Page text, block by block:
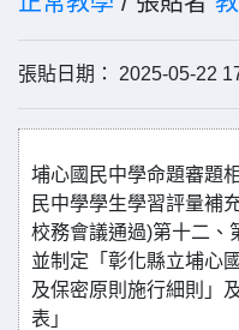
張貼日期： 2025-05-22
埔心國民中學命題審題
民中學學生學習評量補
校務會議通過)第十二、
並制定「彰化縣立埔心
及保密原則施行細則」
表」